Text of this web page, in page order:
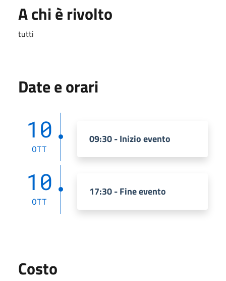
A chi è rivolto
tutti
Date e orari
10
OTT
09:30 - Inizio evento
10
OTT
17:30 - Fine evento
Costo